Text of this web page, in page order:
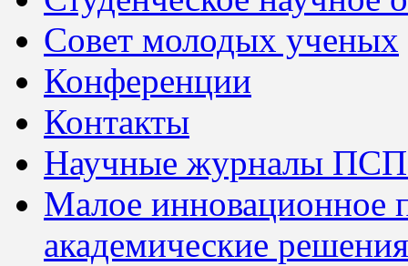
Совет молодых ученых
Конференции
Контакты
Научные журналы
Малое инновационное
академические